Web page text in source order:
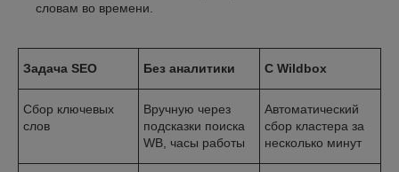
словам во времени.
Задача SEO Без аналитики С Wildbox
Сбор ключевых
слов
Вручную через
подсказки поиска
WB, часы работы
Автоматический
сбор кластера за
несколько минут